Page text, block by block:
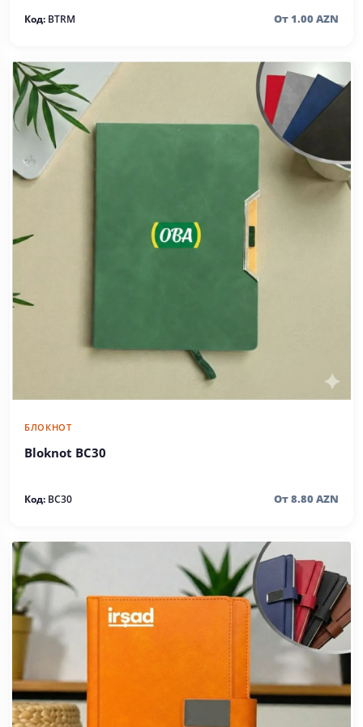
Код: BTRM От 1.00 AZN
БЛОКНОТ
Bloknot BC30
Код: BC30 От 8.80 AZN